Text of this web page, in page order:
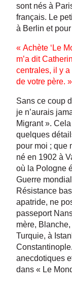
sont nés à
français. Le
à Berlin et
« Achète ‘Le
m’a dit
centrales, il y
de votre père. »
Sans ce coup
je n’aurais
Migrant ».
quelques
pour moi ; que
né en 1902 à
où la Pologne
Guerre
Résistance
apatride, ne
passeport
mère,
Turquie, à
anecdotiques
dans « Le